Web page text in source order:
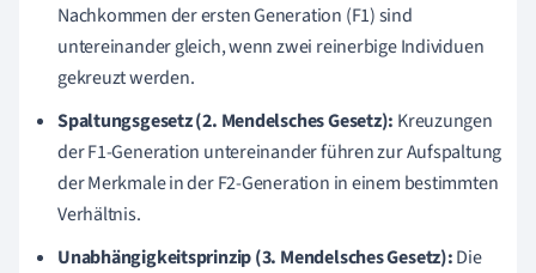
Nachkommen der ersten Generation (F1) sind
untereinander gleich, wenn zwei reinerbige Individuen
gekreuzt werden.
Spaltungsgesetz (2. Mendelsches Gesetz): Kreuzungen
der F1-Generation untereinander führen zur Aufspaltung
der Merkmale in der F2-Generation in einem bestimmten
Verhältnis.
Unabhängigkeitsprinzip (3. Mendelsches Gesetz):Die